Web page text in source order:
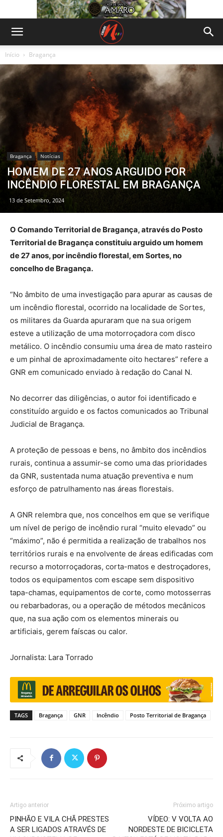
Início Bragança
Bragança Notícias
HOMEM DE 27 ANOS ARGUIDO POR
INCÊNDIO FLORESTAL EM BRAGANÇA
13 de Setembro, 2024
O Comando Territorial de Bragança, através do Posto
Territorial de Bragança constituiu arguido um homem
de 27 anos, por incêndio florestal, em Sortes, no
concelho de Bragança.
“No âmbito de uma investigação para apurar as causas de
um incêndio florestal, ocorrido na localidade de Sortes,
os militares da Guarda apuraram que na sua origem
esteve a utilização de uma motorroçadora com disco
metálico. O incêndio consumiu uma área de mato rasteiro
e um pinhal de aproximadamente oito hectares” refere a
GNR em comunicado enviado à redação do Canal N.
No decorrer das diligências, o autor foi identificado e
constituído arguido e os factos comunicados ao Tribunal
Judicial de Bragança.
A proteção de pessoas e bens, no âmbito dos incêndios
rurais, continua a assumir-se como uma das prioridades
da GNR, sustentada numa atuação preventiva e num
esforço de patrulhamento nas áreas florestais.
A GNR relembra que, nos concelhos em que se verifique
um nível de perigo de incêndio rural “muito elevado” ou
“máximo”, não é permitida a realização de trabalhos nos
territórios rurais e na envolvente de áreas edificadas com
recurso a motorroçadoras, corta-matos e destroçadores,
todos os equipamentos com escape sem dispositivo
tapa-chamas, equipamentos de corte, como motosserras
ou rebarbadoras, ou a operação de métodos mecânicos
que, na sua ação com os elementos minerais ou
artificiais, gerem faíscas ou calor.
Jornalista: Lara Torrado
TAGS Bragança GNR Incêndio Posto Territorial de Bragança
Artigo anterior
PINHÃO E VILA CHÃ PRESTES
A SER LIGADOS ATRAVÉS DE
Próximo artigo
VÍDEO: V VOLTA AO
NORDESTE DE BICICLETA